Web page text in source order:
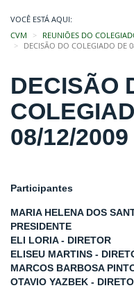
VOCÊ ESTÁ AQUI:
CVM
REUNIÕES DO
DECISÃO DO COLEGIADO DE
DECISÃO
08/12/2009
Participantes
MARIA HELENA DOS
PRESIDENTE
ELI LORIA - DIRETOR
ELISEU MARTINS -
MARCOS BARBOSA
OTAVIO YAZBEK -